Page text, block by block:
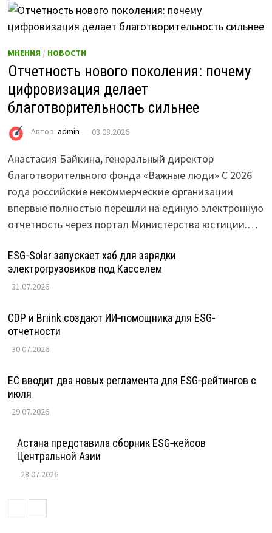
МНЕНИЯ / НОВОСТИ
Отчетность нового поколения: почему
цифровизация делает
благотворительность сильнее
Автор: admin 03.08.2026
Анастасия Байкина, генеральный директор
благотворительного фонда «Важные люди» С 2026
года российские некоммерческие организации
впервые полностью перешли на единую электронную
отчетность через портал Министерства юстиции.…
ESG‑Solar запускает хаб для зарядки
электрогрузовиков под Касселем
31.07.2026
CDP и Briink создают ИИ‑помощника для ESG-
отчетности
30.07.2026
ЕС вводит два новых регламента для ESG‑рейтингов с
июля
29.07.2026
Астана представила сборник ESG‑кейсов
Центральной Азии
28.07.2026